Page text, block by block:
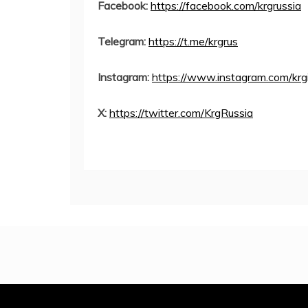
Facebook: https://facebook.com/krgrussia
Telegram: https://t.me/krgrus
Instagram: https://www.instagram.com/
X: https://twitter.com/KrgRussia